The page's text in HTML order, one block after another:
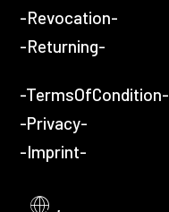
-Revocation-
-Returning-
-TermsOfCondition-
-Privacy-
-Imprint-
,